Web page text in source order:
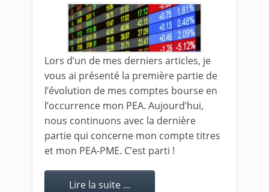
Lors d’un de mes derniers articles, je
vous ai présenté la première partie de
l’évolution de mes comptes bourse en
l’occurrence mon PEA. Aujourd’hui,
nous continuons avec la dernière
partie qui concerne mon compte titres
et mon PEA-PME. C’est parti !
Lire la suite ...